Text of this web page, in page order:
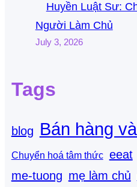
Huyền Luật Sư:
Người Làm Chủ
July 3, 2026
Tags
blog Bán hàng
Chuyển hoá tâm thức eeat
me-tuong mẹ làm chủ